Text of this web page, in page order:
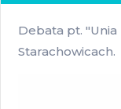
Debata pt.
Starachowicach.